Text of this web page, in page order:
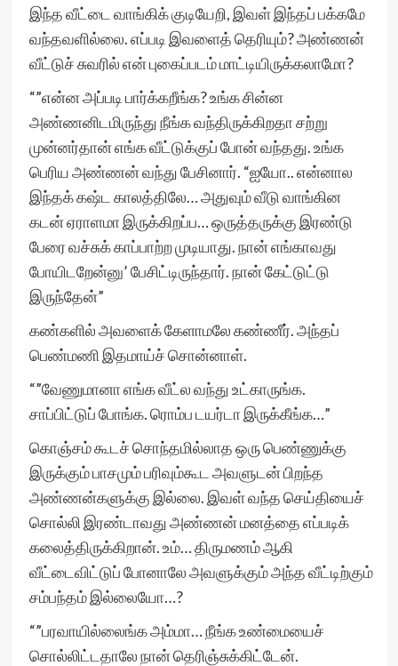
இந்த வீட்டை வாங்கிக் குடியேறி, இவள் இந்தப் பக்கமே
வந்தவளில்லை. எப்படி இவளைத் தெரியும்? அண்ணன்
வீட்டுச் சுவரில் என் புகைப்படம் மாட்டியிருக்கலாமோ?
“”என்ன அப்படி பார்க்கறீங்க? உங்க சின்ன
அண்ணனிடமிருந்து நீங்க வந்திருக்கிறதா சற்று
முன்னர்தான் எங்க வீட்டுக்குப் போன் வந்தது. உங்க
பெரிய அண்ணன் வந்து பேசினார். “ஐயோ.. என்னால
இந்தக் கஷ்ட காலத்திலே… அதுவும் வீடு வாங்கின
கடன் ஏராளமா இருக்கிறப்ப… ஒருத்தருக்கு இரண்டு
பேரை வச்சுக் காப்பாற்ற முடியாது. நான் எங்காவது
போயிடறேன்னு’ பேசிட்டிருந்தார். நான் கேட்டுட்டு
இருந்தேன்”
கண்களில் அவளைக் கேளாமலே கண்ணீர். அந்தப்
பெண்மணி இதமாய்ச் சொன்னாள்.
“”வேணுமானா எங்க வீட்ல வந்து உட்காருங்க.
சாப்பிட்டுப் போங்க. ரொம்ப டயர்டா இருக்கீங்க…”
கொஞ்சம் கூடச் சொந்தமில்லாத ஒரு பெண்ணுக்கு
இருக்கும் பாசமும் பரிவும்கூட அவளுடன் பிறந்த
அண்ணன்களுக்கு இல்லை. இவள் வந்த செய்தியைச்
சொல்லி இரண்டாவது அண்ணன் மனத்தை எப்படிக்
கலைத்திருக்கிறான். உம்… திருமணம் ஆகி
வீட்டைவிட்டுப் போனாலே அவளுக்கும் அந்த வீட்டிற்கும்
சம்பந்தம் இல்லையோ…?
“”பரவாயில்லைங்க அம்மா… நீங்க உண்மையைச்
சொல்லிட்டதாலே நான் தெரிஞ்சுக்கிட்டேன்.